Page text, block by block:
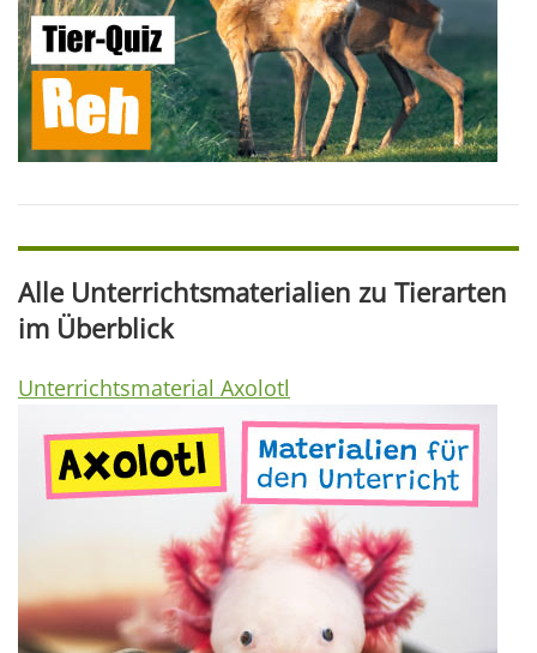
Alle Unterrichtsmaterialien zu Tierarten
im Überblick
Unterrichtsmaterial Axolotl